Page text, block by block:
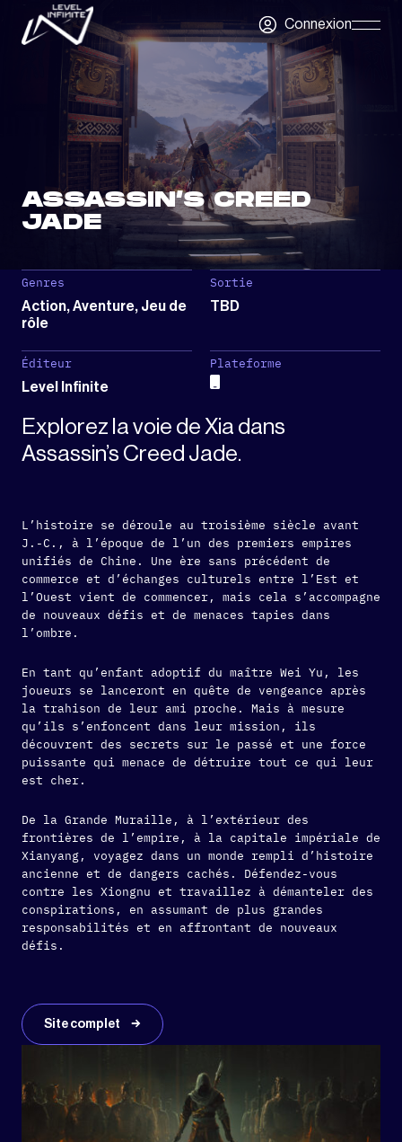
Skip to main content
ConnexionSkip
ASSASSIN’S CREED
JADE
Genres
Action, Aventure, Jeu de
rôle
Sortie
TBD
Éditeur
Level Infinite
Plateforme
Explorez la voie de Xia dans
Assassin’s Creed Jade.
L’histoire se déroule au troisième siècle avant
J.-C., à l’époque de l’un des premiers empires
unifiés de Chine. Une ère sans précédent de
commerce et d’échanges culturels entre l’Est et
l’Ouest vient de commencer, mais cela s’accompagne
de nouveaux défis et de menaces tapies dans
l’ombre.
En tant qu’enfant adoptif du maître Wei Yu, les
joueurs se lanceront en quête de vengeance après
la trahison de leur ami proche. Mais à mesure
qu’ils s’enfoncent dans leur mission, ils
découvrent des secrets sur le passé et une force
puissante qui menace de détruire tout ce qui leur
est cher.
De la Grande Muraille, à l’extérieur des
frontières de l’empire, à la capitale impériale de
Xianyang, voyagez dans un monde rempli d’histoire
ancienne et de dangers cachés. Défendez-vous
contre les Xiongnu et travaillez à démanteler des
conspirations, en assumant de plus grandes
responsabilités et en affrontant de nouveaux
défis.
Site complet